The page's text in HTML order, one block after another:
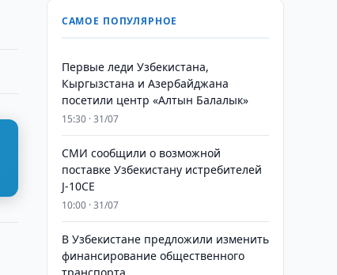
САМОЕ ПОПУЛЯРНОЕ
Первые леди Узбекистана,
Кыргызстана и Азербайджана
посетили центр «Алтын Балалык»
15:30 · 31/07
СМИ сообщили о возможной
поставке Узбекистану истребителей
J-10CE
10:00 · 31/07
В Узбекистане предложили изменить
финансирование общественного